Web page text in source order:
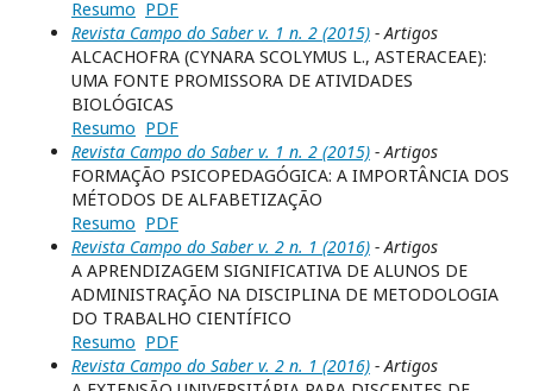
Resumo PDF
Revista Campo do Saber v. 1 n. 2 (2015) - Artigos
ALCACHOFRA (CYNARA SCOLYMUS L., ASTERACEAE):
UMA FONTE PROMISSORA DE ATIVIDADES
BIOLÓGICAS
Resumo PDF
Revista Campo do Saber v. 1 n. 2 (2015) - Artigos
FORMAÇÃO PSICOPEDAGÓGICA: A IMPORTÂNCIA DOS
MÉTODOS DE ALFABETIZAÇÃO
Resumo PDF
Revista Campo do Saber v. 2 n. 1 (2016) - Artigos
A APRENDIZAGEM SIGNIFICATIVA DE ALUNOS DE
ADMINISTRAÇÃO NA DISCIPLINA DE METODOLOGIA
DO TRABALHO CIENTÍFICO
Resumo PDF
Revista Campo do Saber v. 2 n. 1 (2016) - Artigos